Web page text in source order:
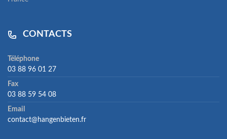
CONTACTS
Téléphone
03 88 96 01 27
Fax
03 88 59 54 08
Email
contact@hangenbieten.fr